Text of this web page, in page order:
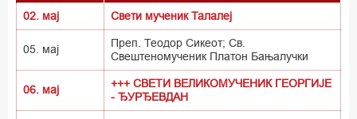
02. мај Свети мученик Талалеј
05. мај
Преп. Теодор Сикеот; Св.
Свештеномученик Платон Бањалучки
06. мај
+++ СВЕТИ ВЕЛИКОМУЧЕНИК ГЕОРГИЈЕ
- ЂУРЂЕВДАН